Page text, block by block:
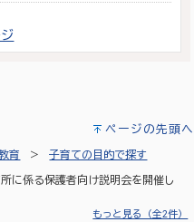
ページの先頭へ
育
子育ての目的で探す
に係る保護者向け説明会を開催し
もっと見る（全2件）